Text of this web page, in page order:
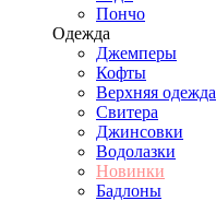
Пончо
Одежда
Джемперы
Кофты
Верхняя одежда
Свитера
Джинсовки
Водолазки
Новинки
Бадлоны